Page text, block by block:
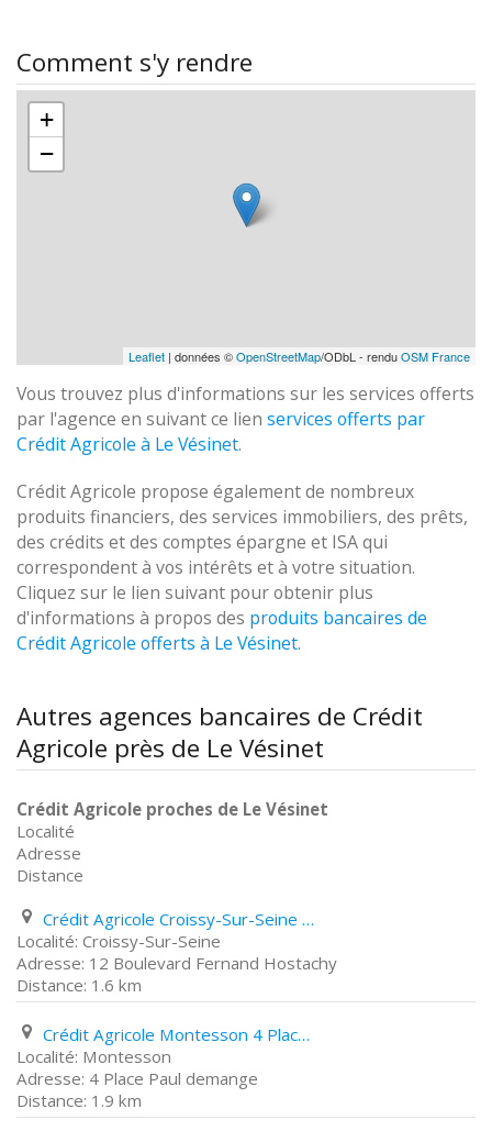
Comment s'y rendre
+
−
Leaflet | données ©OpenStreetMap/ODbL - renduOSM France
Vous trouvez plus d'informations sur les services offerts
par l'agence en suivant ce lien services offerts par
Crédit Agricole à Le Vésinet.
Crédit Agricole propose également de nombreux
produits financiers, des services immobiliers, des prêts,
des crédits et des comptes épargne et ISA qui
correspondent à vos intérêts et à votre situation.
Cliquez sur le lien suivant pour obtenir plus
d'informations à propos des produits bancaires de
Crédit Agricole offerts à Le Vésinet.
Autres agences bancaires de Crédit
Agricole près de Le Vésinet
Crédit Agricole proches de Le Vésinet
Localité
Adresse
Distance
Crédit Agricole Croissy-Sur-Seine 12 Boulevard Fernand Hostachy
Croissy-Sur-Seine
12 Boulevard Fernand Hostachy
1.6 km
Crédit Agricole Montesson 4 Place Paul demange
Montesson
4 Place Paul demange
1.9 km